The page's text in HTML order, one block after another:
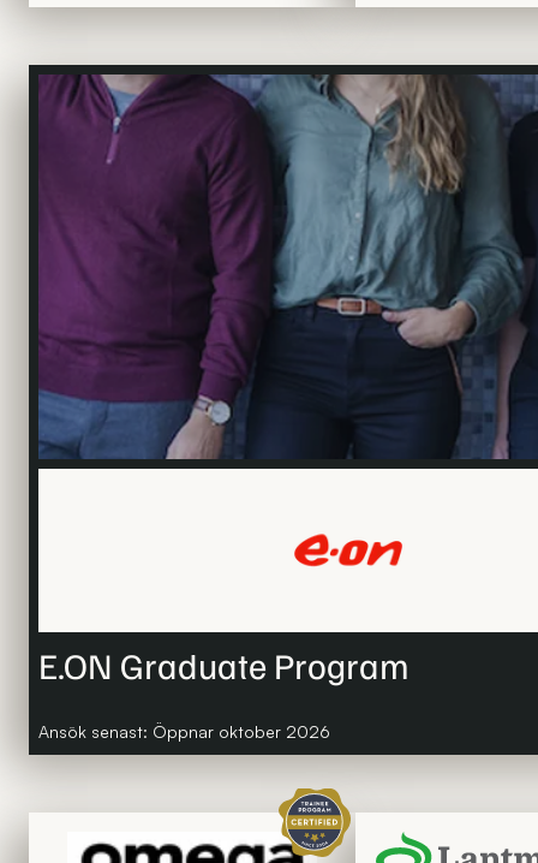
E.ON Graduate Program
Ansök senast: Öppnar oktober 2026
Certifierat traineeprogram